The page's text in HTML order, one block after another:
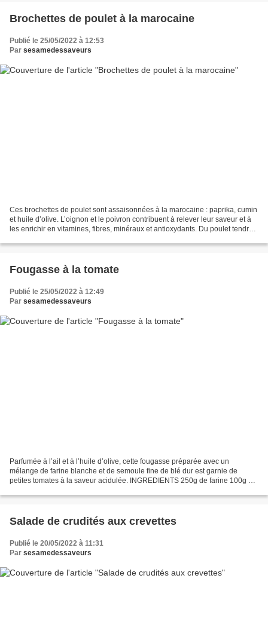
Brochettes de poulet à la marocaine
Publié le 25/05/2022 à 12:53
Par sesamedessaveurs
Ces brochettes de poulet sont assaisonnées à la marocaine : paprika, cumin
et huile d’olive. L’oignon et le poivron contribuent à relever leur saveur et à
les enrichir en vitamines, fibres, minéraux et antioxydants. Du poulet tendre
Fougasse à la tomate
Publié le 25/05/2022 à 12:49
Par sesamedessaveurs
Parfumée à l’ail et à l’huile d’olive, cette fougasse préparée avec un
mélange de farine blanche et de semoule fine de blé dur est garnie de
petites tomates à la saveur acidulée. INGREDIENTS 250g de farine 100g de
Salade de crudités aux crevettes
Publié le 20/05/2022 à 11:31
Par sesamedessaveurs